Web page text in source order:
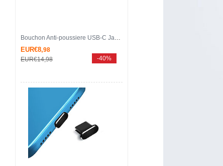
Bouchon Anti-poussiere USB-C Jack Type-C Universel H15 pour Apple iPhone 15 Pro Max Rouge
EUR€8,98
EUR€14,98 -40%